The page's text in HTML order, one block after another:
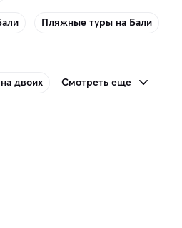
Пляжные туры на Бали
двоих Смотреть еще